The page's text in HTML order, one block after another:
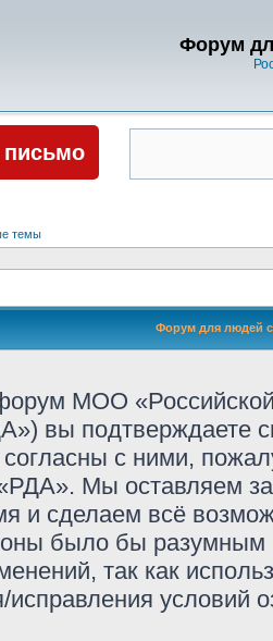
Форум
письмо
темы
Форум для людей с
МОО
вы подтверждаете
с ними,
Мы оставляем за
и сделаем всё
было бы разумным
так как
исправления условий